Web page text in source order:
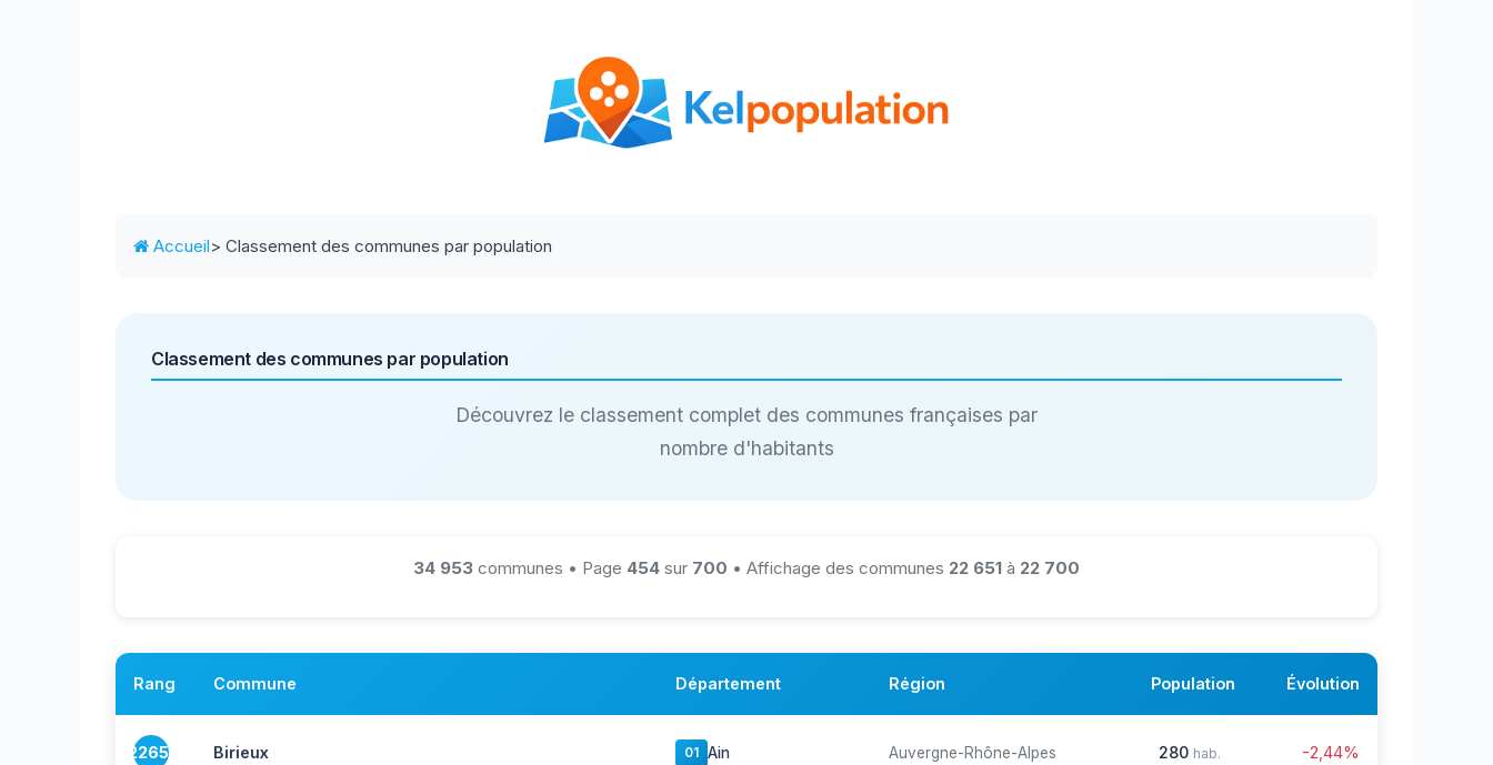
Accueil> Classement des communes par population
Classement des communes par population
Découvrez le classement complet des communes françaises par
nombre d'habitants
34 953 communes • Page 454 sur 700 • Affichage des communes 22 651 à 22 700
Rang Commune Département Région Population Évolution
22651 Birieux 01 Ain Auvergne-Rhône-Alpes 280 hab. -2,44%